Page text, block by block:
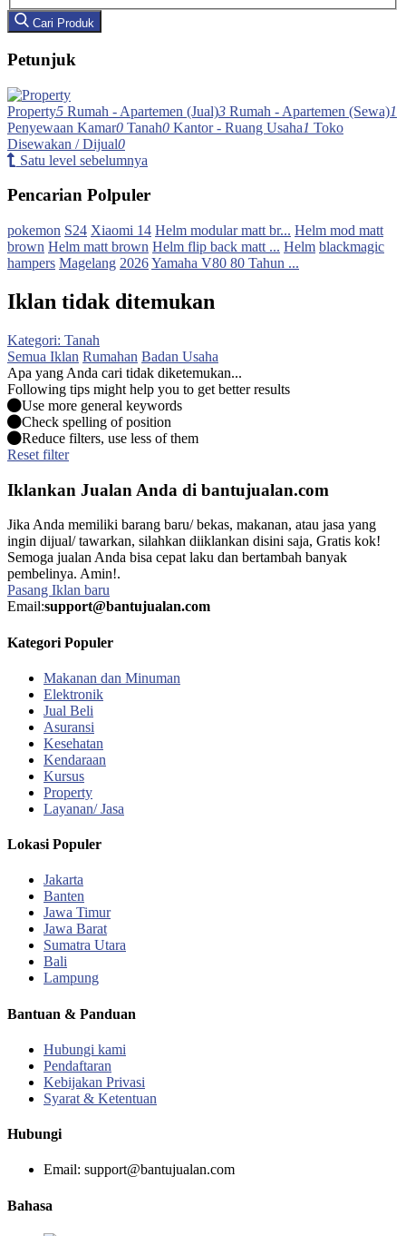
Cari Produk
Petunjuk
Property5 Rumah - Apartemen (Jual)3 Rumah - Apartemen (Sewa)1
Penyewaan Kamar0 Tanah0 Kantor - Ruang Usaha1 Toko
Disewakan / Dijual0
Satu level sebelumnya
Pencarian Polpuler
pokemon S24 Xiaomi 14 Helm modular matt br... Helm mod matt
brown Helm matt brown Helm flip back matt ... Helm blackmagic
hampers Magelang 2026Yamaha V80 80 Tahun ...
Iklan tidak ditemukan
Kategori: Tanah
Semua Iklan Rumahan Badan Usaha
Apa yang Anda cari tidak diketemukan...
Following tips might help you to get better results
Use more general keywords
Check spelling of position
Reduce filters, use less of them
Reset filter
Iklankan Jualan Anda di bantujualan.com
Jika Anda memiliki barang baru/ bekas, makanan, atau jasa yang
ingin dijual/ tawarkan, silahkan diiklankan disini saja, Gratis kok!
Semoga jualan Anda bisa cepat laku dan bertambah banyak
pembelinya. Amin!.
Pasang Iklan baru
Email:support@bantujualan.com
Kategori Populer
Makanan dan Minuman
Elektronik
Jual Beli
Asuransi
Kesehatan
Kendaraan
Kursus
Property
Layanan/ Jasa
Lokasi Populer
Jakarta
Banten
Jawa Timur
Jawa Barat
Sumatra Utara
Bali
Lampung
Bantuan & Panduan
Hubungi kami
Pendaftaran
Kebijakan Privasi
Syarat & Ketentuan
Hubungi
Email: support@bantujualan.com
Bahasa